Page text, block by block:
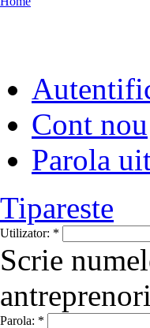
Cont nou
Parola
Tipareste
Utilizator: *
Scrie
Parola: *